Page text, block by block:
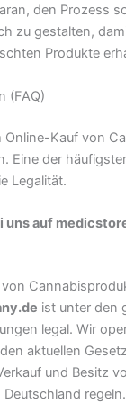
den Prozess
zu gestalten,
Produkte
(FAQ)
Online-Kauf von
Eine der
Legalität.
uns auf
ist unter den
legal. Wir
aktuellen
und Besitz